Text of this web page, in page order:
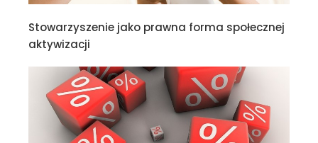
Stowarzyszenie jako prawna forma społecznej
aktywizacji